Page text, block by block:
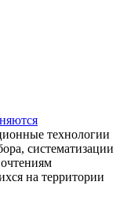
технологии
систематизации
на территории